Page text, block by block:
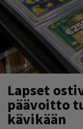
Lapset
päävoitto
kävikään